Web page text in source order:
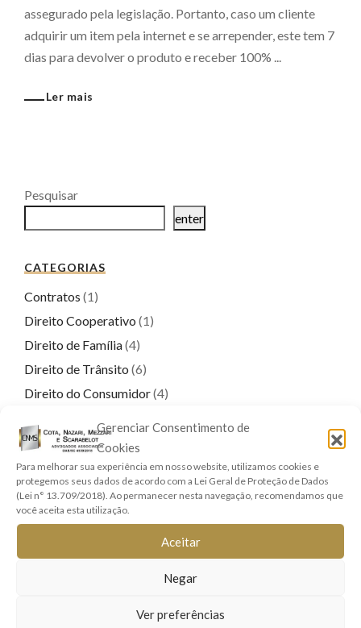
Gerenciar Consentimento de
Cookies
Para melhorar sua experiência em nosso website, utilizamos cookies e
protegemos seus dados de acordo com a Lei Geral de Proteção de Dados
(Lei n° 13.709/2018). Ao permanecer nesta navegação, recomendamos que
você aceita esta utilização.
Aceitar
Negar
Ver preferências
assegurado pela legislação. Portanto, caso um cliente
adquirir um item pela internet e se arrepender, este tem 7
dias para devolver o produto e receber 100% ...
Ler mais
Pesquisar
enter
CATEGORIAS
Contratos (1)
Direito Cooperativo (1)
Direito de Família(4)
Direito de Trânsito (6)
Direito do Consumidor(4)
Direito Penal(17)
Direito Previdenciário (9)
Direitos Real e Imobiliário (1)
Família e Sucessões
Lei Geral de Proteção de Dados(7)
Registro Civil(1)
(8)